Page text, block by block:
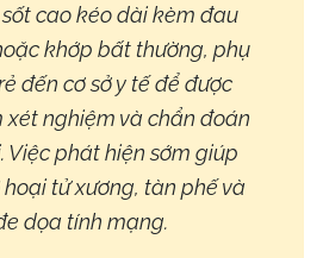
cao kéo dài kèm đau
khớp bất thường, phụ
đến cơ sở y tế để được
nghiệm và chẩn đoán
Việc phát hiện sớm giúp
tử xương, tàn phế và
dọa tính mạng.